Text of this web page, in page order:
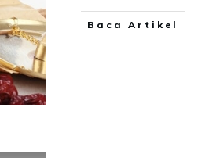
Baca Artikel